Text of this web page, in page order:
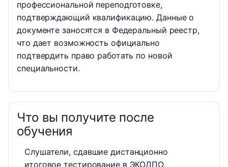
профессиональной переподготовке,
подтверждающий квалификацию. Данные о
документе заносятся в Федеральный реестр,
что дает возможность официально
подтвердить право работать по новой
специальности.
Что вы получите после
обучения
Слушатели, сдавшие дистанционно
итоговое тестирование в ЭКОДПО,